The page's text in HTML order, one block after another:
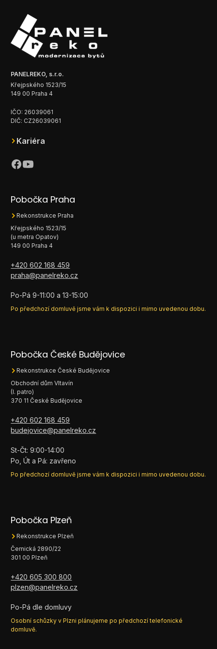
PANELREKO, s.r.o.
Křejpského 1523/15
149 00 Praha 4
IČO: 26039061
DIČ: CZ26039061
Kariéra
Pobočka Praha
Rekonstrukce Praha
Křejpského 1523/15
(u metra Opatov)
149 00 Praha 4
+420 602 168 459
praha@panelreko.cz
Po-Pá 9-11:00 a 13-15:00
Po předchozí domluvě jsme vám k dispozici i mimo uvedenou dobu.
Pobočka České Budějovice
Rekonstrukce České Budějovice
Obchodní dům Vltavín
(I. patro)
370 11 České Budějovice
+420 602 168 459
budejovice@panelreko.cz
St-Čt: 9:00-14:00
Po, Út a Pá: zavřeno
Po předchozí domluvě jsme vám k dispozici i mimo uvedenou dobu.
Pobočka Plzeň
Rekonstrukce Plzeň
Černická 2890/22
301 00 Plzeň
+420 605 300 800
plzen@panelreko.cz
Po-Pá dle domluvy
Osobní schůzky v Plzni plánujeme po předchozí telefonické
domluvě.